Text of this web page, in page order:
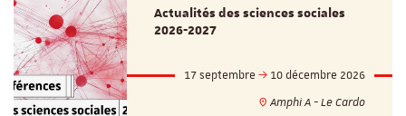
Actualités des sciences sociales
2026-2027
17 septembre
10 décembre 2026
Amphi A - Le Cardo